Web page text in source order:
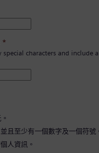
*
special characters and include
且至少有一個數字及一個符號
人資訊。